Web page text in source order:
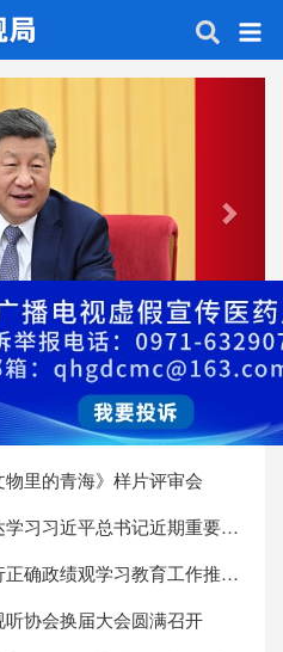
建设健康中国
闻 省局动态
玛才让带队深入基层调研督导广电视听工作
里的青海》样片评审会
近平总书记近期重要讲话精神
政绩观学习教育工作推进会
协会换届大会圆满召开